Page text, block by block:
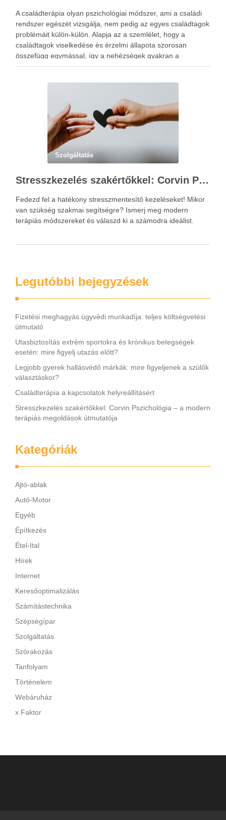
A családterápia olyan pszichológiai módszer, ami a családi
rendszer egészét vizsgálja, nem pedig az egyes családtagok
problémáit külön-külön. Alapja az a szemlélet, hogy a
családtagok viselkedése és érzelmi állapota szorosan
összefügg egymással, így a nehézségek gyakran a
kapcsolati mintázatokban gyökereznek. A családterápia
Szolgáltatás
Stresszkezelés szakértőkkel: Corvin Pszichológia – a modern terápiás megoldások útmutatója
Fedezd fel a hatékony stresszmentesítő kezeléseket! Mikor
van szükség szakmai segítségre? Ismerj meg modern
terápiás módszereket és válaszd ki a számodra ideálist.
Legutóbbi bejegyzések
Fizetési meghagyás ügyvédi munkadíja: teljes költségvetési
útmutató
Utasbiztosítás extrém sportokra és krónikus betegségek
esetén: mire figyelj utazás előtt?
Legjobb gyerek hallásvédő márkák: mire figyeljenek a szülők
választáskor?
Családterápia a kapcsolatok helyreállításért
Stresszkezelés szakértőkkel: Corvin Pszichológia – a modern
terápiás megoldások útmutatója
Kategóriák
Ajtó-ablak
Autó-Motor
Egyéb
Építkezés
Étel-Ital
Hírek
Internet
Keresőoptimalizálás
Számítástechnika
Szépségípar
Szolgáltatás
Szórakozás
Tanfolyam
Történelem
Webáruház
x Faktor